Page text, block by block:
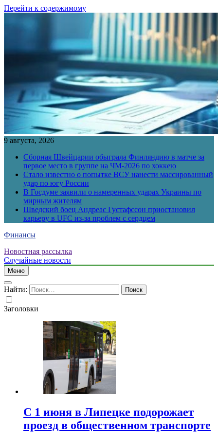
Перейти к содержимому
9 августа, 2026
Сборная Швейцарии обыграла Финляндию в матче за
первое место в группе на ЧМ-2026 по хоккею
Стало известно о попытке ВСУ нанести массированный
удар по югу России
В Госдуме заявили о намеренных ударах Украины по
мирным жителям
Шведский боец Андреас Густафссон приостановил
карьеру в UFC из-за проблем с сердцем
Финансы
Новостная рассылка
Случайные новости
Меню
Найти:
Заголовки
С 1 июня в Липецке подорожает
проезд в общественном транспорте